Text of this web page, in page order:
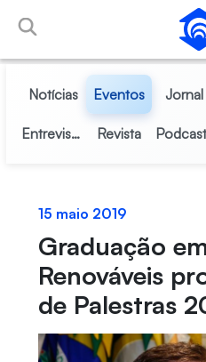
Pular para o Conteúdo principal
Notícias Eventos Jornal
Entrevistas Revista
15 maio 2019
Graduação
Renováveis
de Palestras